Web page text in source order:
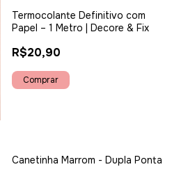
Termocolante Definitivo com
Papel – 1 Metro | Decore & Fix
R$20,90
Canetinha Marrom - Dupla Ponta